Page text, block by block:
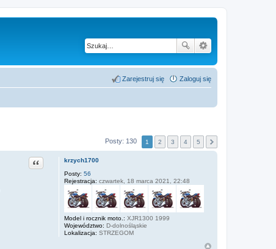
Zaloguj się
Zarejestruj się
Posty: 130 1 2 3 4 5
krzych1700
Posty: 56
Rejestracja: czwartek, 18 marca 2021, 22:48
Model i rocznik moto.: XJR1300 1999
Województwo: D-dolnośląskie
Lokalizacja: STRZEGOM
Cytuj